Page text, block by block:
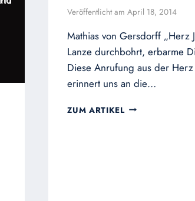
Veröffentlicht am April 18, 2014
Mathias von Gersdorff „Herz
Lanze durchbohrt, erbarme
Diese Anrufung aus der Herz
erinnert uns an die…
ZUM ARTIKEL BLICKEN